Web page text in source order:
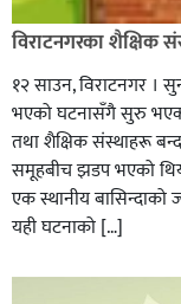
विराटनगरका शैक्षिक
१२ साउन, विराटनगर ।
भएको घटनासँगै सुरु भएको
तथा शैक्षिक संस्थाहरू
समूहबीच झडप भएको
एक स्थानीय
यही घटनाको […]